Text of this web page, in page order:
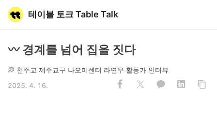
테이블 토크 Table Talk
〰️ 경계를 넘어 집을 짓다
💭 천주교 제주교구 나오미센터 라연우 활동가 인터뷰
2025. 4. 16.